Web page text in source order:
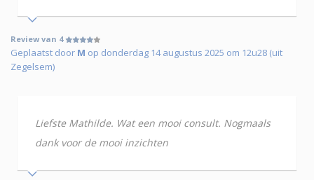
Review van 4
Geplaatst door M op donderdag 14 augustus 2025 om 12u28 (uit
Zegelsem)
Liefste Mathilde. Wat een mooi consult. Nogmaals
dank voor de mooi inzichten